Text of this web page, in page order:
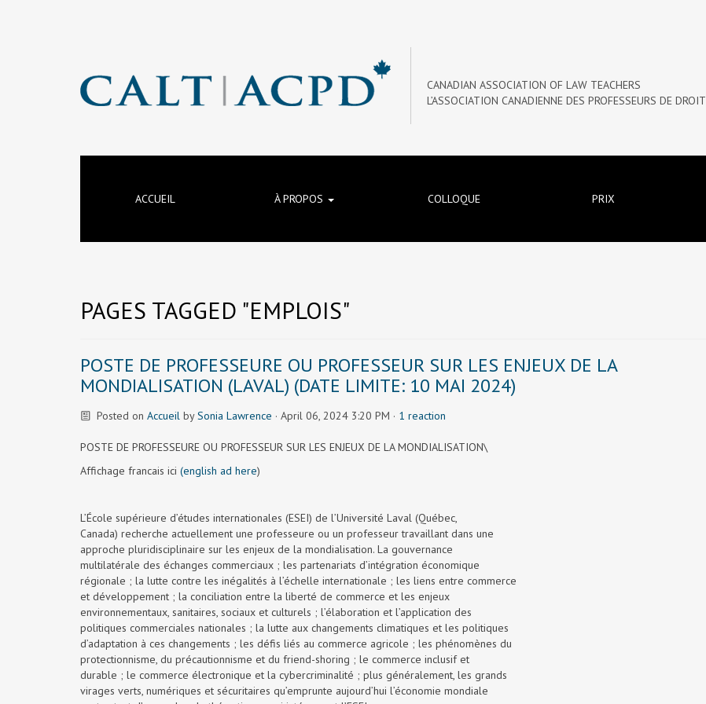
CANADIAN ASSOCIATION OF LAW TEACHERS
L’ASSOCIATION CANADIENNE DES PROFESSEURS DE DROIT
ACCUEIL À PROPOS COLLOQUE PRIX
PAGES TAGGED "EMPLOIS"
POSTE DE PROFESSEURE OU PROFESSEUR SUR LES ENJEUX DE LA
MONDIALISATION (LAVAL) (DATE LIMITE: 10 MAI 2024)
Posted on AccueilbySonia Lawrence · April 06, 2024 3:20 PM · 1 reaction
POSTE DE PROFESSEURE OU PROFESSEUR SUR LES ENJEUX DE LA MONDIALISATION\
Affichage francais ici (english ad here)
L’École supérieure d’études internationales (ESEI) de l’Université Laval (Québec,
Canada) recherche actuellement une professeure ou un professeur travaillant dans une
approche pluridisciplinaire sur les enjeux de la mondialisation. La gouvernance
multilatérale des échanges commerciaux ; les partenariats d’intégration économique
régionale ; la lutte contre les inégalités à l’échelle internationale ; les liens entre commerce
et développement ; la conciliation entre la liberté de commerce et les enjeux
environnementaux, sanitaires, sociaux et culturels ; l’élaboration et l’application des
politiques commerciales nationales ; la lutte aux changements climatiques et les politiques
d’adaptation à ces changements ; les défis liés au commerce agricole ; les phénomènes du
protectionnisme, du précautionnisme et du friend-shoring ; le commerce inclusif et
durable ; le commerce électronique et la cybercriminalité ; plus généralement, les grands
virages verts, numériques et sécuritaires qu’emprunte aujourd’hui l’économie mondiale